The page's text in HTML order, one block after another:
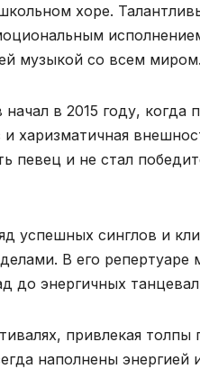
хоре.
музыкой со всем миром.
в 2015 году, когда
и харизматичная
певец и не стал
успешных синглов и
В его репертуаре
до энергичных
привлекая
наполнены энергией